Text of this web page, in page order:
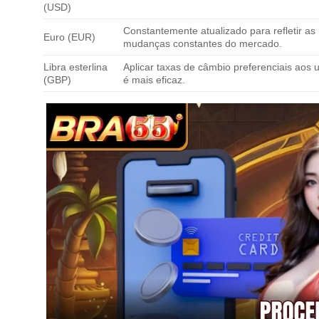
(USD)
Euro (EUR)
Constantemente atualizado para refletir as
mudanças constantes do mercado.
Libra esterlina
(GBP)
Aplicar taxas de câmbio preferenciais aos
é mais eficaz.